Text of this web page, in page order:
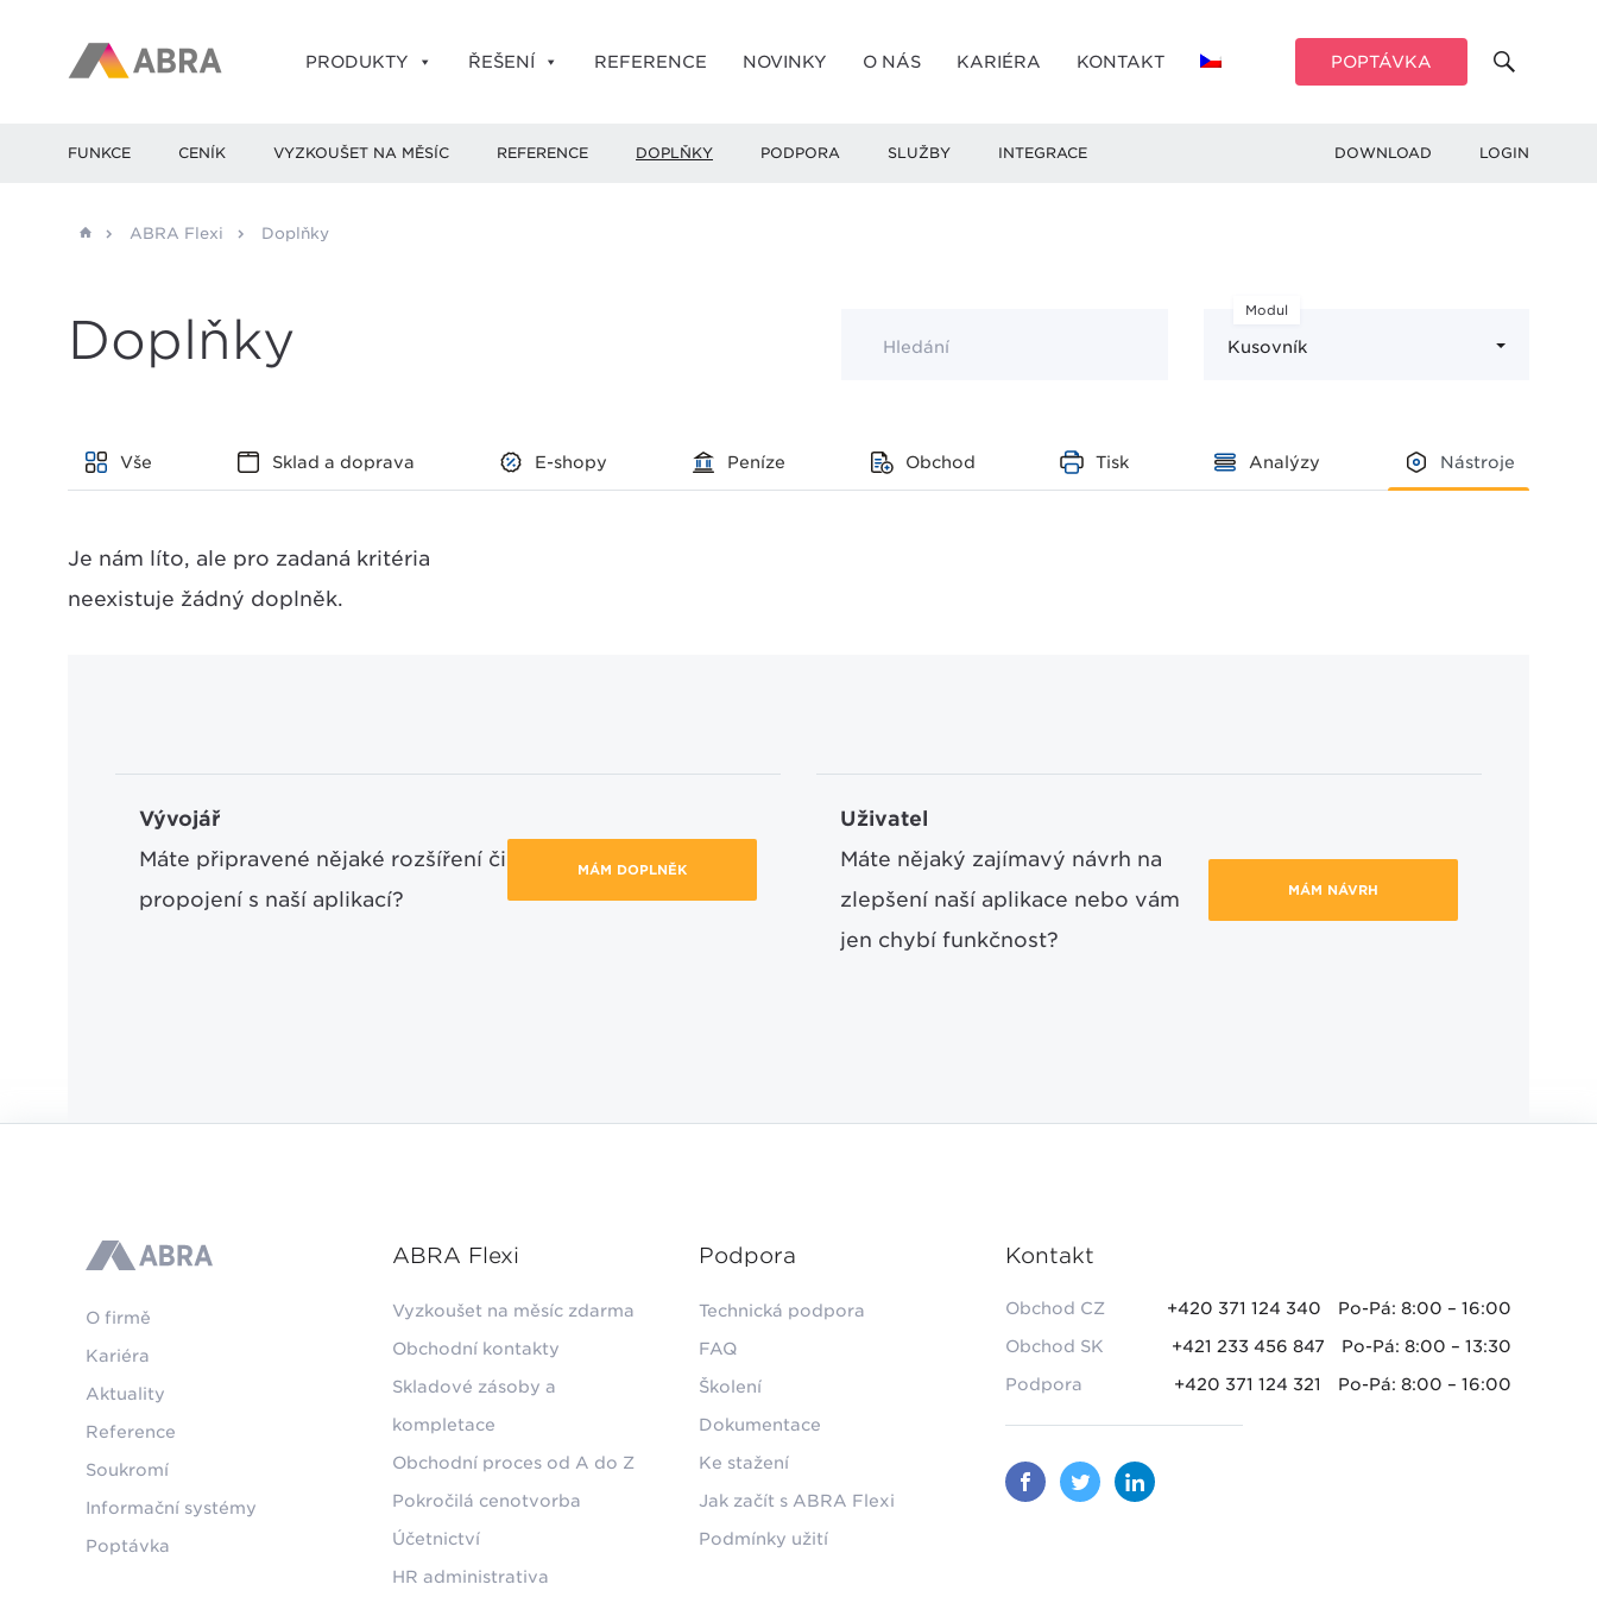
PRODUKTY ŘEŠENÍ REFERENCE NOVINKY O NÁS KARIÉRA KONTAKT POPTÁVKA
FUNKCE CENÍK VYZKOUŠET NA MĚSÍC REFERENCE DOPLŇKY PODPORA SLUŽBY INTEGRACE LOGIN
DOWNLOAD
ABRA Flexi Doplňky
Doplňky Hledání Kusovník
Modul
Vše Sklad a doprava E-shopy Peníze Obchod Tisk Analýzy Nástroje
Je nám líto, ale pro zadaná kritéria
neexistuje žádný doplněk.
Vývojář
Máte připravené nějaké rozšíření či
propojení s naší aplikací?
MÁM DOPLNĚK
Uživatel
Máte nějaký zajímavý návrh na
zlepšení naší aplikace nebo vám
jen chybí funkčnost?
MÁM NÁVRH
ABRA
O firmě
Kariéra
Aktuality
Reference
Soukromí
Informační systémy
Poptávka
ABRA Flexi
Vyzkoušet na měsíc zdarma
Obchodní kontakty
Skladové zásoby a
kompletace
Obchodní proces od A do Z
Pokročilá cenotvorba
Účetnictví
HR administrativa
Podpora
Technická podpora
FAQ
Školení
Dokumentace
Ke stažení
Jak začít s ABRA Flexi
Podmínky užití
Kontakt
Obchod CZ +420 371 124 340
Po-Pá: 8:00 – 16:00
Obchod SK
+421 233 456 847
Po-Pá: 8:00 – 13:30
Podpora
+420 371 124 321 Po-Pá: 8:00 – 16:00